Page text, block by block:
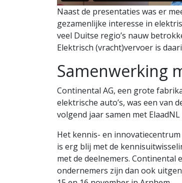
Naast de presentaties was er
gezamenlijke interesse in
veel Duitse regio’s nauw
Elektrisch (vracht)vervoer is
Samenwerking
Continental AG, een grote
elektrische auto’s, was een van
volgend jaar samen met
Het kennis- en
is erg blij met de
met de deelnemers.
ondernemers zijn dan ook